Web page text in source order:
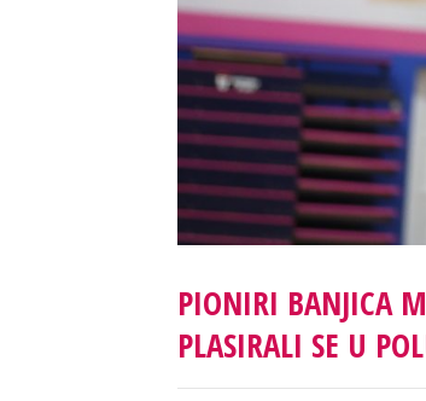
PIONIRI BANJICA
PLASIRALI SE U